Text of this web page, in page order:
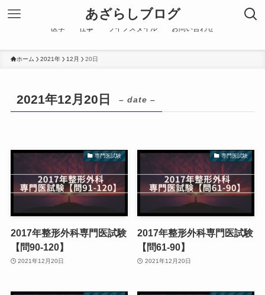
あざらしブログ
医学 仕事 ライフスタイル お問い合わせ
ホーム 2021年 12月 20日
2021年12月20日 – date –
専門医試験
2017年整形外科専門医試験
【問90-120】
2021年12月20日
専門医試験
2017年整形外科専門医試験
【問61-90】
2021年12月20日